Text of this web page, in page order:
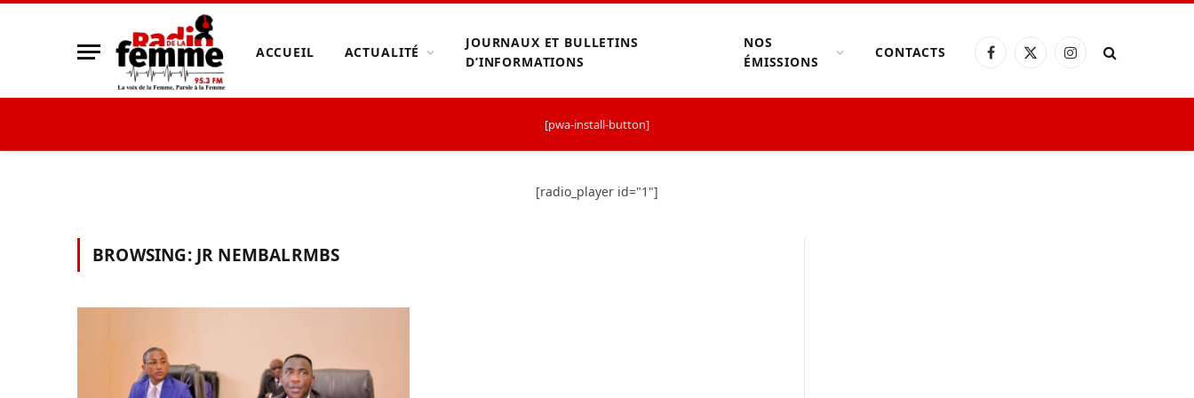
ACCUEIL ACTUALITÉ
JOURNAUX ET BULLETINS
D’INFORMATIONS
NOS
ÉMISSIONS
CONTACTS Facebook
X
Instagram
[pwa-install-button]
[radio_player id="1"]
BROWSING: JR NEMBALRMBS